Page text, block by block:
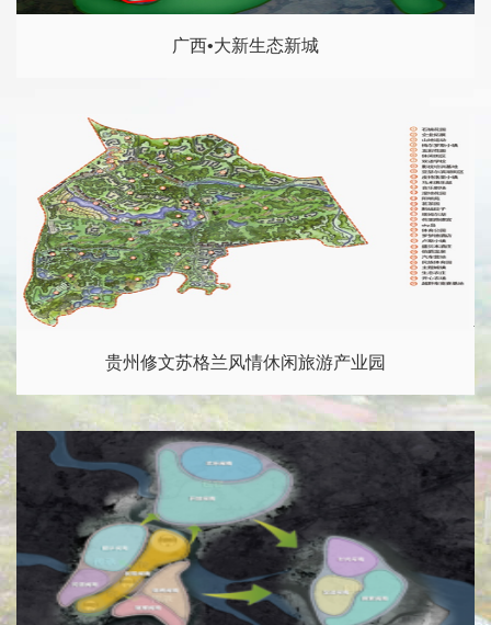
广西•大新生态新城
贵州修文苏格兰风情休闲旅游产业园